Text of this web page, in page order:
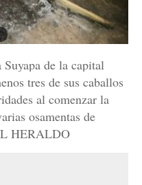
de la capital
tres de sus caballos
al comenzar la
osamentas de
HERALDO